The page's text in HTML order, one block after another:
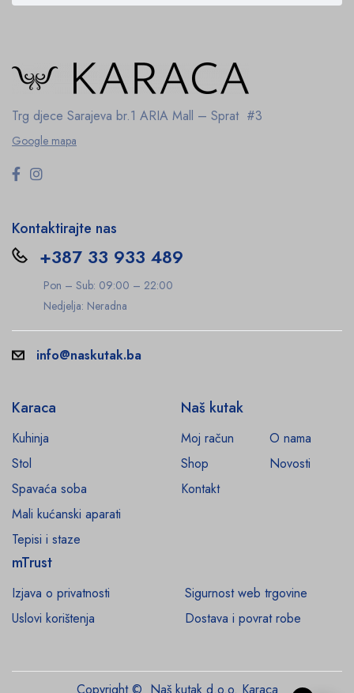
Trg djece Sarajeva br.1 ARIA Mall – Sprat #3
Google mapa
Kontaktirajte nas
+387 33 933 489
Pon – Sub: 09:00 – 22:00
Nedjelja: Neradna
info@naskutak.ba
Karaca
Kuhinja
Stol
Spavaća soba
Mali kućanski aparati
Tepisi i staze
Naš kutak
Moj račun
O nama
Shop
Novosti
Kontakt
mTrust
Izjava o privatnosti
Sigurnost web trgovine
Uslovi korištenja
Dostava i povrat robe
Copyright © Naš kutak d.o.o. Karaca